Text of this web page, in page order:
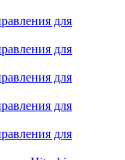
для
для
для
для
для